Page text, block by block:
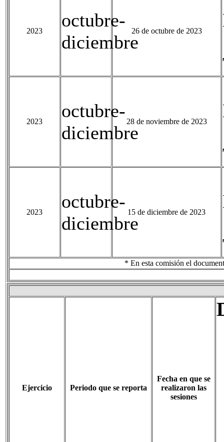
2023
octubre-
diciembre
26 de octubre de 2023
2023
octubre-
diciembre
28 de noviembre de 2023
2023
octubre-
diciembre
15 de diciembre de 2023
* En esta comisión el
Ejercicio Periodo que se reporta
Fecha en que se
realizaron las
sesiones